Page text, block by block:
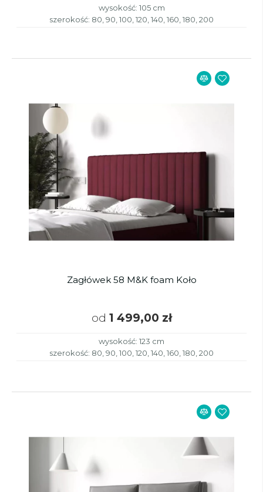
wysokość: 105 cm
szerokość: 80, 90, 100, 120, 140, 160, 180, 200
Zagłówek 58 M&K foam Koło
od 1 499,00 zł
wysokość: 123 cm
szerokość: 80, 90, 100, 120, 140, 160, 180, 200